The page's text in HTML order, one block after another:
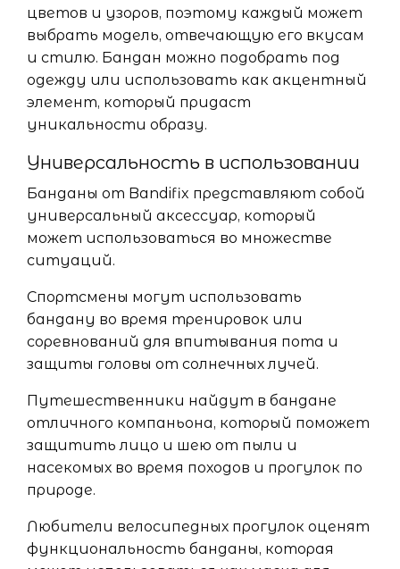
цветов и узоров, поэтому каждый может
выбрать модель, отвечающую его вкусам
и стилю. Бандан можно подобрать под
одежду или использовать как акцентный
элемент, который придаст
уникальности образу.
Универсальность в использовании
Банданы от Bandifix представляют собой
универсальный аксессуар, который
может использоваться во множестве
ситуаций.
Спортсмены могут использовать
бандану во время тренировок или
соревнований для впитывания пота и
защиты головы от солнечных лучей.
Путешественники найдут в бандане
отличного компаньона, который поможет
защитить лицо и шею от пыли и
насекомых во время походов и прогулок по
природе.
Любители велосипедных прогулок оценят
функциональность банданы, которая